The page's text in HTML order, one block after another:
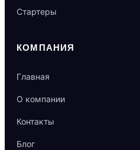
Стартеры
КОМПАНИЯ
Главная
О компании
Контакты
Блог